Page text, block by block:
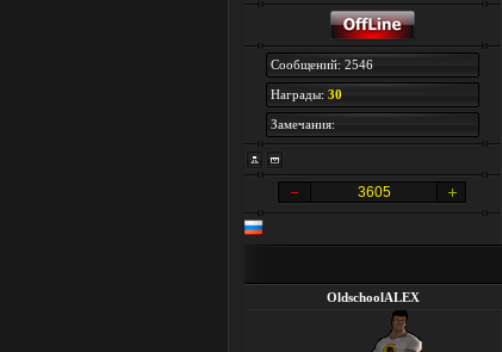
Сообщений: 2546
Награды: 30
Замечания:
3605
OldschoolALEX